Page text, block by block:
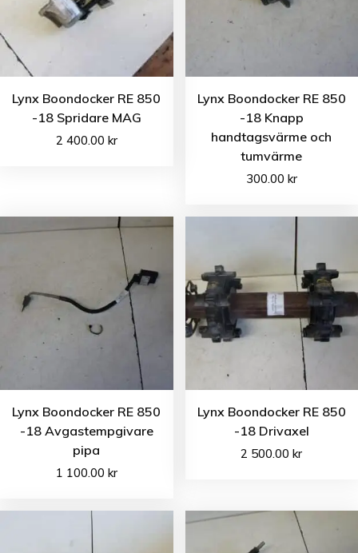
Lynx Boondocker RE 850
-18 Spridare MAG
2 400.00 kr
Lynx Boondocker RE 850
-18 Knapp
handtagsvärme och
tumvärme
300.00 kr
Lynx Boondocker RE 850
-18 Avgastempgivare
pipa
1 100.00 kr
Lynx Boondocker RE 850
-18 Drivaxel
2 500.00kr